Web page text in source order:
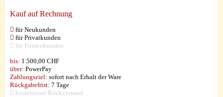
Kauf auf Rechnung
für Neukunden
für Privatkunden
für Firmenkunden
bis: 1.500,00 CHF
über: PowerPay
Zahlungsziel: sofort nach Erhalt der Ware
Rückgabefrist: 7 Tage
kostenloser Rückversand